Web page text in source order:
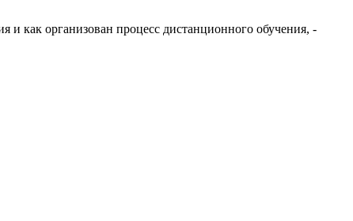
как организован процесс дистанционного обучения, -